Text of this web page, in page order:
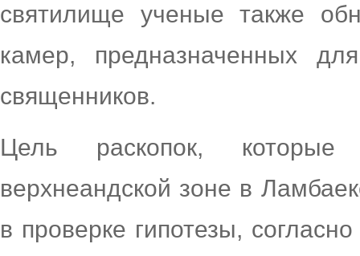
святилище ученые также
камер, предназначенных
священников.
Цель раскопок,
верхнеандской зоне в
в проверке гипотезы,